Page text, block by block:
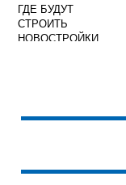
ГДЕ БУДУТ
СТРОИТЬ
НОВОСТРОЙКИ